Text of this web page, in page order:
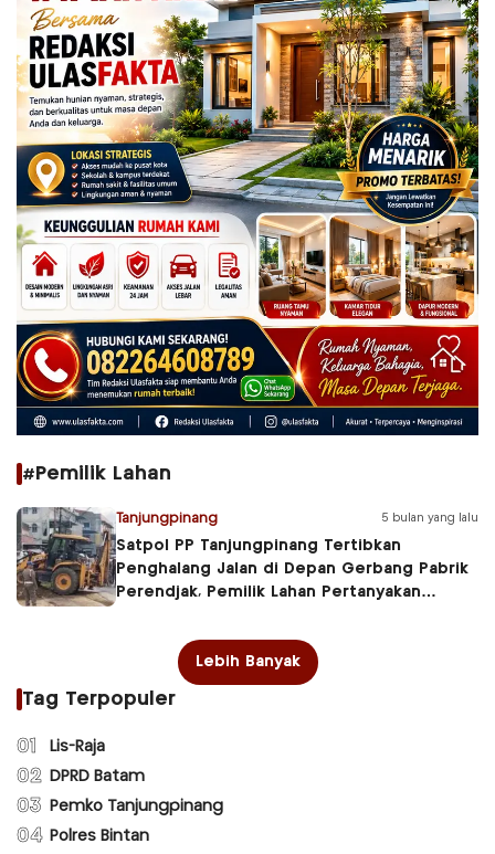
#Pemilik Lahan
Tanjungpinang 5 bulan yang lalu
Satpol PP Tanjungpinang Tertibkan
Penghalang Jalan di Depan Gerbang Pabrik
Perendjak, Pemilik Lahan Pertanyakan
Lebih Banyak
Tag Terpopuler
01 Lis-Raja
02 DPRD Batam
03 Pemko Tanjungpinang
04 Polres Bintan